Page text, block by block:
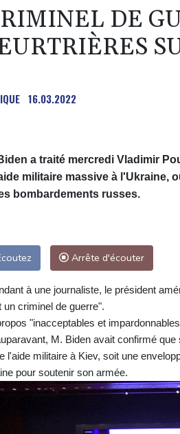
DE
16.03.2022
a traité mercredi Vladimir
militaire massive à l'Ukraine,
bombardements russes.
Arrête d'écouter
à une journaliste, le président
un criminel de guerre".
"inacceptables et
M. Biden avait confirmé
l'aide militaire à Kiev, soit une
pour soutenir son armée.